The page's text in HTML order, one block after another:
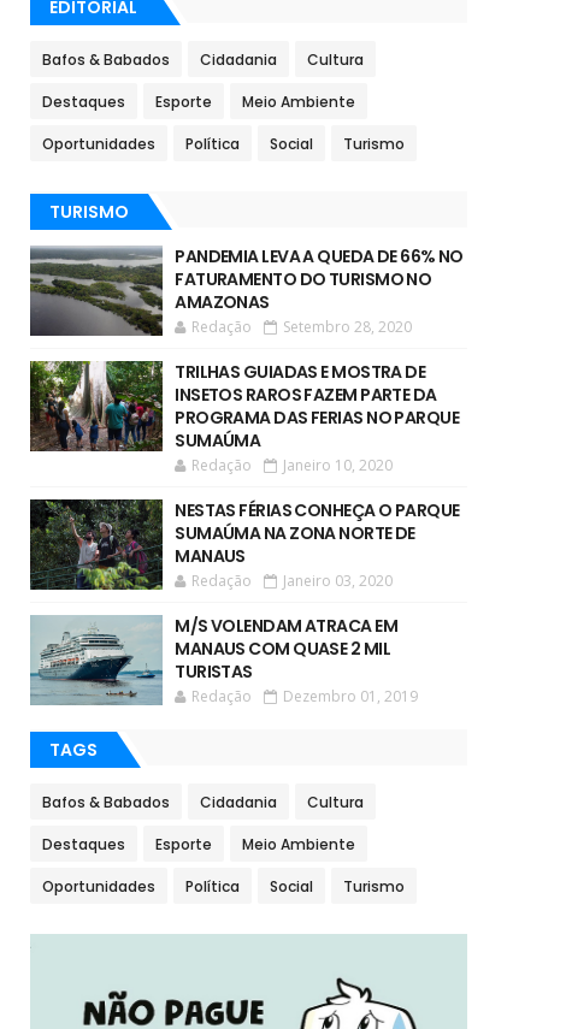
EDITORIAL
Bafos & Babados Cidadania Cultura
Destaques Esporte Meio Ambiente
Oportunidades Política Social Turismo
TURISMO
PANDEMIA LEVA A QUEDA DE 66% NO
FATURAMENTO DO TURISMO NO
AMAZONAS
Redação Setembro 28, 2020
TRILHAS GUIADAS E MOSTRA DE
INSETOS RAROS FAZEM PARTE DA
PROGRAMA DAS FERIAS NO PARQUE
SUMAÚMA
Redação Janeiro 10, 2020
NESTAS FÉRIAS CONHEÇA O PARQUE
SUMAÚMA NA ZONA NORTE DE
MANAUS
Redação Janeiro 03, 2020
M/S VOLENDAM ATRACA EM
MANAUS COM QUASE 2 MIL
TURISTAS
Redação Dezembro 01, 2019
TAGS
Bafos & Babados Cidadania Cultura
Destaques Esporte Meio Ambiente
Oportunidades Política Social Turismo